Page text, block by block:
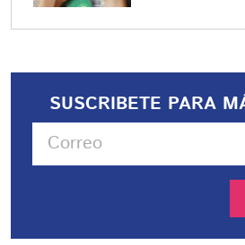
SUSCRIBETE PARA